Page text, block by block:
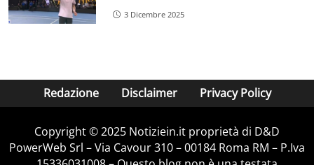
3 Dicembre 2025
Redazione Disclaimer Privacy Policy
Copyright © 2025 Notiziein.it proprietà di D&D
PowerWeb Srl – Via Cavour 310 – 00184 Roma RM – P.Iva